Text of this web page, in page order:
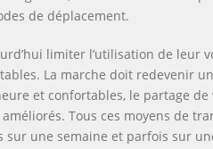
de déplacement.
limiter l’utilisation de leur
La marche doit redevenir
et confortables, le partage
Tous ces moyens de
une semaine et parfois sur